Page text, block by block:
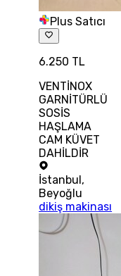
Plus Satıcı
6.250 TL
VENTİNOX
GARNİTÜRLÜ
SOSİS
HAŞLAMA
CAM KÜVET
DAHİLDİR
İstanbul ,
Beyoğlu
dikiş makinası